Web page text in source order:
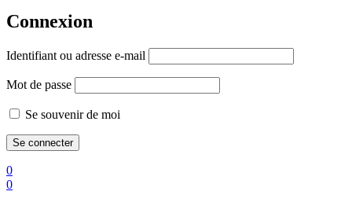
Connexion
Identifiant ou adresse e-mail
Mot de passe
Se souvenir de moi
0
0